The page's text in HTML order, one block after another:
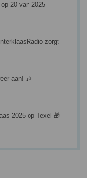
20 van 2025
zorgt
aan! 🎶
2025 op Texel 🎁